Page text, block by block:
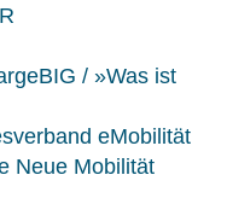
/ »Was ist
eMobilität
Neue Mobilität